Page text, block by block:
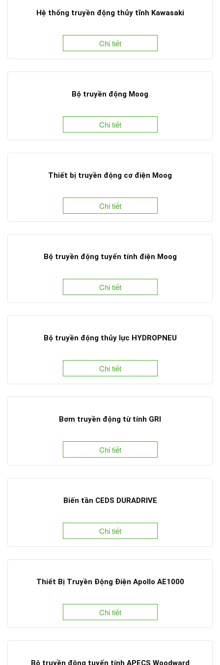
Hệ thống truyền động thủy tĩnh Kawasaki
Chi tiết
Bộ truyền động Moog
Chi tiết
Thiết bị truyền động cơ điện Moog
Chi tiết
Bộ truyền động tuyến tính điện Moog
Chi tiết
Bộ truyền động thủy lực HYDROPNEU
Chi tiết
Bơm truyền động từ tính GRI
Chi tiết
Biến tần CEDS DURADRIVE
Chi tiết
Thiết Bị Truyền Động Điện Apollo AE1000
Chi tiết
Bộ truyền động tuyến tính APECS Woodward